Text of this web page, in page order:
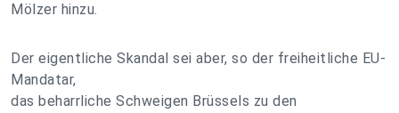
Mölzer hinzu.
Der eigentliche Skandal sei aber, so der freiheitliche EU-
Mandatar,
das beharrliche Schweigen Brüssels zu den